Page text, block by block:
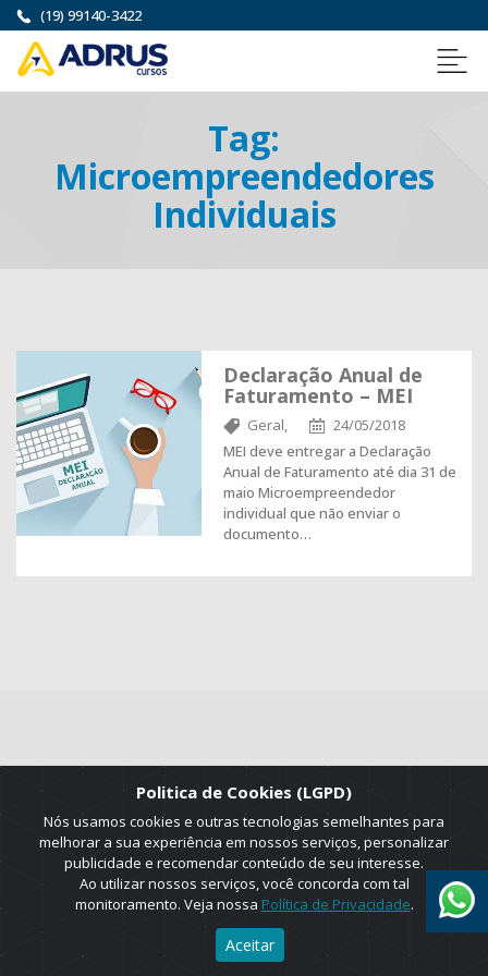
(19) 99140-3422
Tag:
Microempreendedores
Individuais
Declaração Anual de
Faturamento – MEI
Geral,
24/05/2018
MEI deve entregar a Declaração
Anual de Faturamento até dia 31 de
maio Microempreendedor
individual que não enviar o
documento…
2025 © Copyright. ADRUS. Todos os direitos reservados. Designed by
AGT Online.
Politica de Cookies (LGPD)
Nós usamos cookies e outras tecnologias semelhantes para
melhorar a sua experiência em nossos serviços, personalizar
publicidade e recomendar conteúdo de seu interesse.
Ao utilizar nossos serviços, você concorda com tal
monitoramento. Veja nossa Política de Privacidade.
Aceitar